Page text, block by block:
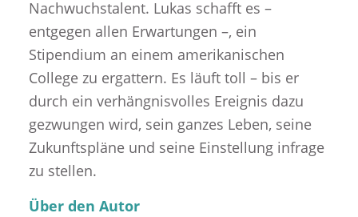
Nachwuchstalent. Lukas schafft es –
entgegen allen Erwartungen –, ein
Stipendium an einem amerikanischen
College zu ergattern. Es läuft toll – bis er
durch ein verhängnisvolles Ereignis dazu
gezwungen wird, sein ganzes Leben, seine
Zukunftspläne und seine Einstellung infrage
zu stellen.
Über den Autor